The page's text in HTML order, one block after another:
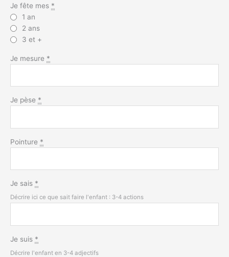
Je fête mes *
1 an
2 ans
3 et +
Je mesure *
Je pèse *
Pointure *
Je sais *
Décrire ici ce que sait faire l'enfant : 3-4 actions
Je suis *
Décrire l'enfant en 3-4 adjectifs